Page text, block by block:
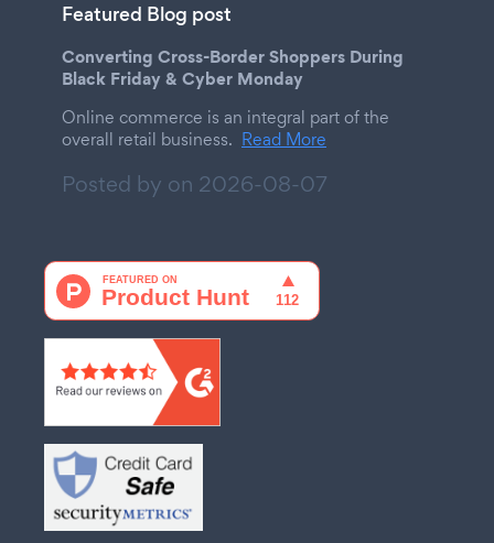
Featured Blog post
Converting Cross-Border Shoppers During
Black Friday & Cyber Monday
Online commerce is an integral part of the
overall retail business. Read More
Posted by on 2026-08-07